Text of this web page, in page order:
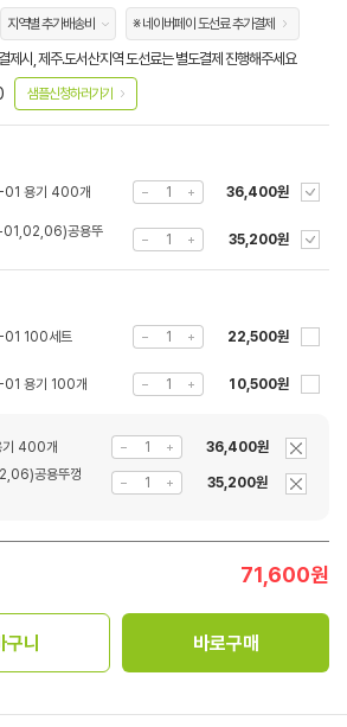
지역별 추가배송비 ※ 네이버페이 도선료 추가결제
제시, 제주.도서산지역 도선료는 별도결제 진행해주세요
샘플신청하러가기
01 용기 400개 36,400원
01,02,06)공용뚜
35,200원
01 100세트 22,500원
01 용기 100개 10,500원
기 400개
36,400원
공용뚜껑
35,200원
71,600원
구니 바로구매